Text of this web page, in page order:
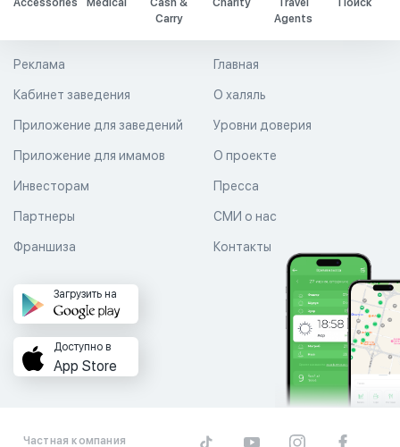
Accessories Medical
Cash &
Carry
Charity
Travel
Agents
Поиск
Главная
О халяль
Уровни доверия
Реклама
Кабинет заведения
Приложение для заведений
Приложение для имамов О проекте
Пресса
СМИ о нас
Контакты
Инвесторам
Партнеры
Франшиза
Загрузить на
Доступно в
App Store
Частная компания